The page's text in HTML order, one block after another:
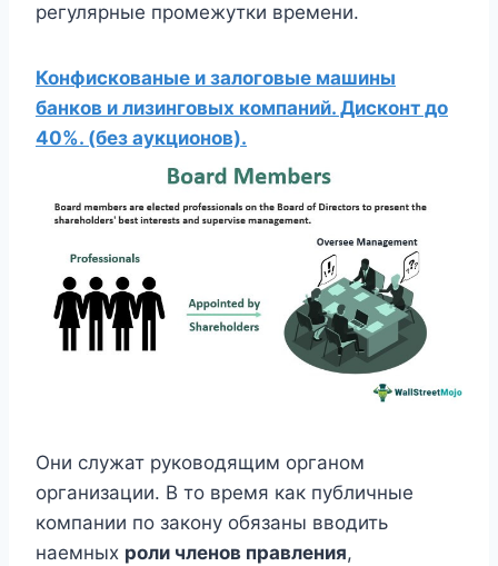
регулярные промежутки времени.
Конфискованые и залоговые машины
банков и лизинговых компаний. Дисконт до
40%. (без аукционов).
Они служат руководящим органом
организации. В то время как публичные
компании по закону обязаны вводить
наемных роли членов правления,